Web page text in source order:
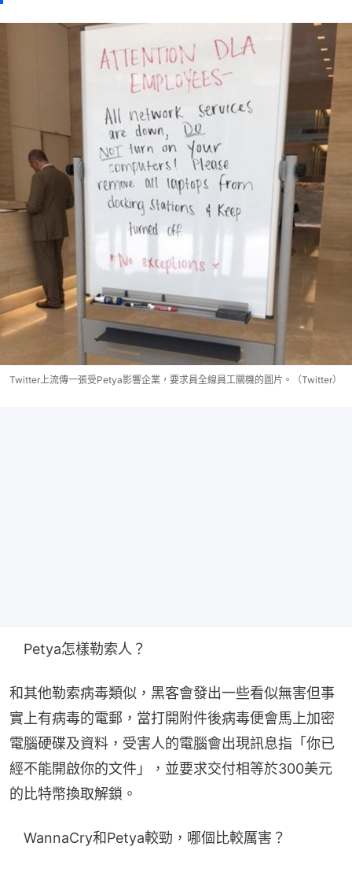
Twitter上流傳一張受Petya影響企業，要求員全線員工關機的圖片。（Twitter）
Petya怎樣勒索人？
和其他勒索病毒類似，黑客會發出一些看似無害但事
實上有病毒的電郵，當打開附件後病毒便會馬上加密
電腦硬碟及資料，受害人的電腦會出現訊息指「你已
經不能開啟你的文件」，並要求交付相等於300美元
的比特幣換取解鎖。
WannaCry和Petya較勁，哪個比較厲害？